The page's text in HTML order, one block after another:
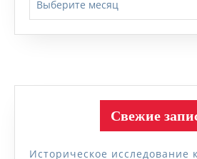
Свежие
Историческое исследование